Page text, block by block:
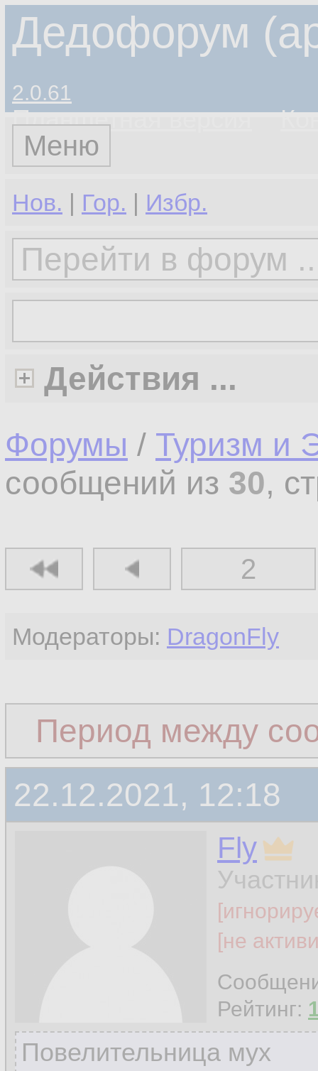
Дедофорум
2.0.61
Планшетная версия
Меню
Нов. | Гор. | Избр.
Действия ...
Форумы / Туризм и
сообщений из 30,
2
Модераторы: DragonFly
Период между
22.12.2021, 12:18
Fly
[не
Рейтинг:
Повелительница мух